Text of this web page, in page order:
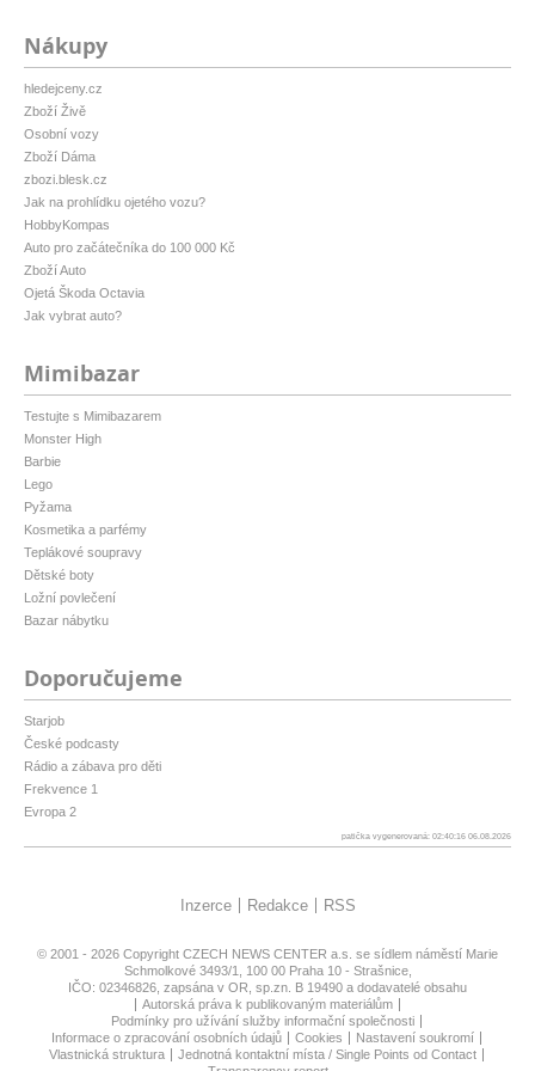
Nákupy
hledejceny.cz
Zboží Živě
Osobní vozy
Zboží Dáma
zbozi.blesk.cz
Jak na prohlídku ojetého vozu?
HobbyKompas
Auto pro začátečníka do 100 000 Kč
Zboží Auto
Ojetá Škoda Octavia
Jak vybrat auto?
Mimibazar
Testujte s Mimibazarem
Monster High
Barbie
Lego
Pyžama
Kosmetika a parfémy
Teplákové soupravy
Dětské boty
Ložní povlečení
Bazar nábytku
Doporučujeme
Starjob
České podcasty
Rádio a zábava pro děti
Frekvence 1
Evropa 2
patička vygenerovaná: 02:40:16 06.08.2026
Inzerce Redakce RSS
© 2001 - 2026 Copyright CZECH NEWS CENTER a.s. se sídlem náměstí Marie
Schmolkové 3493/1, 100 00 Praha 10 - Strašnice,
IČO: 02346826, zapsána v OR, sp.zn. B 19490 a dodavatelé obsahu
Autorská práva k publikovaným materiálům
Podmínky pro užívání služby informační společnosti
Informace o zpracování osobních údajů
Cookies
Nastavení soukromí
Vlastnická struktura
Jednotná kontaktní místa / Single Points od Contact